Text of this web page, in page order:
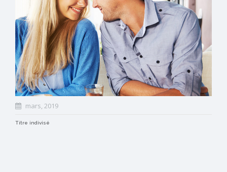
mars, 2019
Titre indivisé